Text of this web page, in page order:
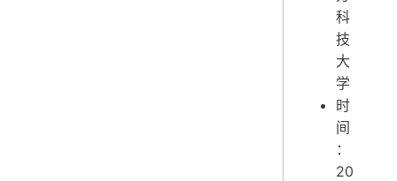
科
技
大
学
时
间
：
20